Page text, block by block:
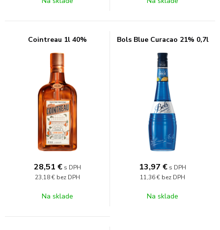
Cointreau 1l 40%
28,51 € s DPH
23,18 € bez DPH
Na sklade
Bols Blue Curacao 21% 0,7l
13,97 € s DPH
11,36 € bez DPH
Na sklade